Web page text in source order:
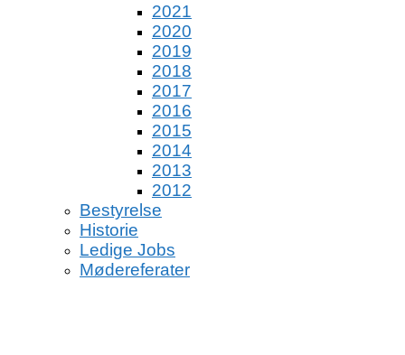
2021
2020
2019
2018
2017
2016
2015
2014
2013
2012
Bestyrelse
Historie
Ledige Jobs
Mødereferater